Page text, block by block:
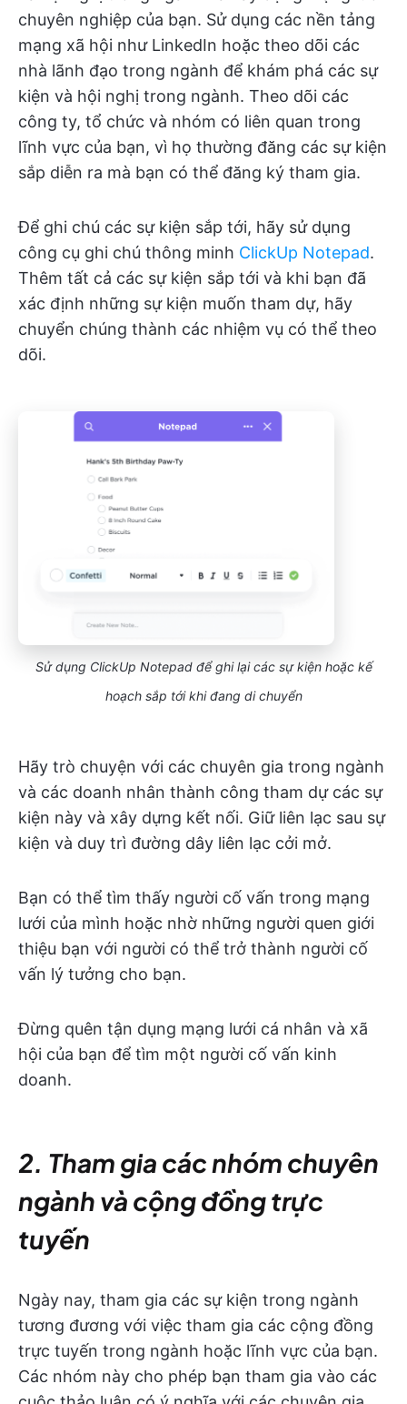
chuyên nghiệp của bạn. Sử dụng các nền tảng
mạng xã hội như LinkedIn hoặc theo dõi các
nhà lãnh đạo trong ngành để khám phá các sự
kiện và hội nghị trong ngành. Theo dõi các
công ty, tổ chức và nhóm có liên quan trong
lĩnh vực của bạn, vì họ thường đăng các sự kiện
sắp diễn ra mà bạn có thể đăng ký tham gia.
Để ghi chú các sự kiện sắp tới, hãy sử dụng
công cụ ghi chú thông minh ClickUp Notepad.
Thêm tất cả các sự kiện sắp tới và khi bạn đã
xác định những sự kiện muốn tham dự, hãy
chuyển chúng thành các nhiệm vụ có thể theo
dõi.
Sử dụng ClickUp Notepad để ghi lại các sự kiện hoặc kế
hoạch sắp tới khi đang di chuyển
Hãy trò chuyện với các chuyên gia trong ngành
và các doanh nhân thành công tham dự các sự
kiện này và xây dựng kết nối. Giữ liên lạc sau sự
kiện và duy trì đường dây liên lạc cởi mở.
Bạn có thể tìm thấy người cố vấn trong mạng
lưới của mình hoặc nhờ những người quen giới
thiệu bạn với người có thể trở thành người cố
vấn lý tưởng cho bạn.
Đừng quên tận dụng mạng lưới cá nhân và xã
hội của bạn để tìm một người cố vấn kinh
doanh.
2. Tham gia các nhóm chuyên
ngành và cộng đồng trực
tuyến
Ngày nay, tham gia các sự kiện trong ngành
tương đương với việc tham gia các cộng đồng
trực tuyến trong ngành hoặc lĩnh vực của bạn.
Các nhóm này cho phép bạn tham gia vào các